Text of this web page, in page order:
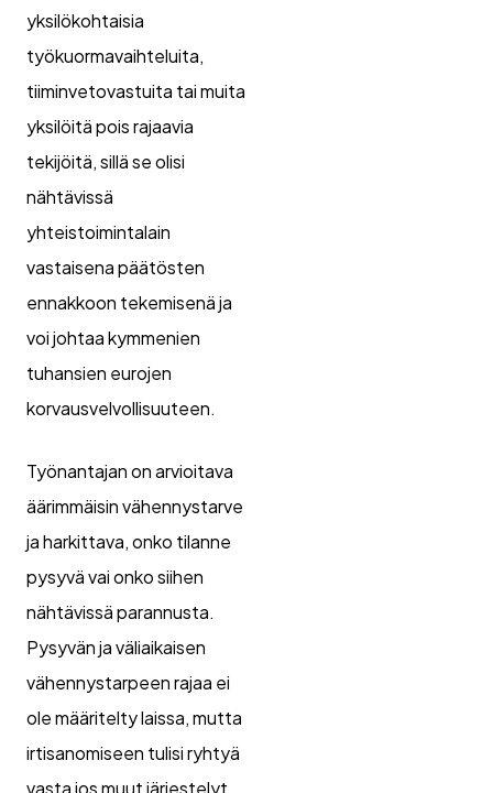
yksilökohtaisia
työkuormavaihteluita,
tiiminvetovastuita tai muita
yksilöitä pois rajaavia
tekijöitä, sillä se olisi
nähtävissä
yhteistoimintalain
vastaisena päätösten
ennakkoon tekemisenä ja
voi johtaa kymmenien
tuhansien eurojen
korvausvelvollisuuteen.
Työnantajan on arvioitava
äärimmäisin vähennystarve
ja harkittava, onko tilanne
pysyvä vai onko siihen
nähtävissä parannusta.
Pysyvän ja väliaikaisen
vähennystarpeen rajaa ei
ole määritelty laissa, mutta
irtisanomiseen tulisi ryhtyä